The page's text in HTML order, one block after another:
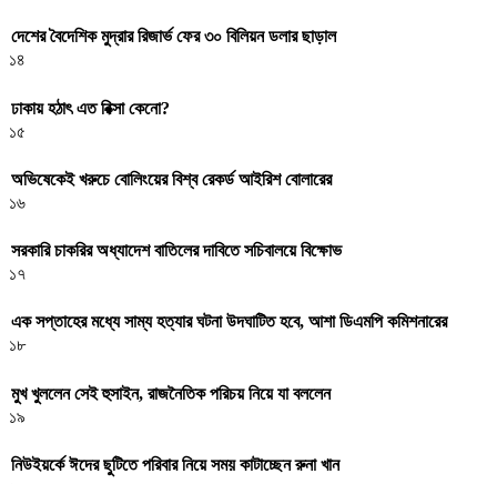
দেশের বৈদেশিক মুদ্রার রিজার্ভ ফের ৩০ বিলিয়ন ডলার ছাড়াল
১৪
ঢাকায় হঠাৎ এত রিক্সা কেনো?
১৫
অভিষেকেই খরুচে বোলিংয়ের বিশ্ব রেকর্ড আইরিশ বোলারের
১৬
সরকারি চাকরির অধ্যাদেশ বাতিলের দাবিতে সচিবালয়ে বিক্ষোভ
১৭
এক সপ্তাহের মধ্যে সাম্য হত্যার ঘটনা উদঘাটিত হবে, আশা ডিএমপি কমিশনারের
১৮
মুখ খুললেন সেই হুসাইন, রাজনৈতিক পরিচয় নিয়ে যা বললেন
১৯
নিউইয়র্কে ঈদের ছুটিতে পরিবার নিয়ে সময় কাটাচ্ছেন রুনা খান